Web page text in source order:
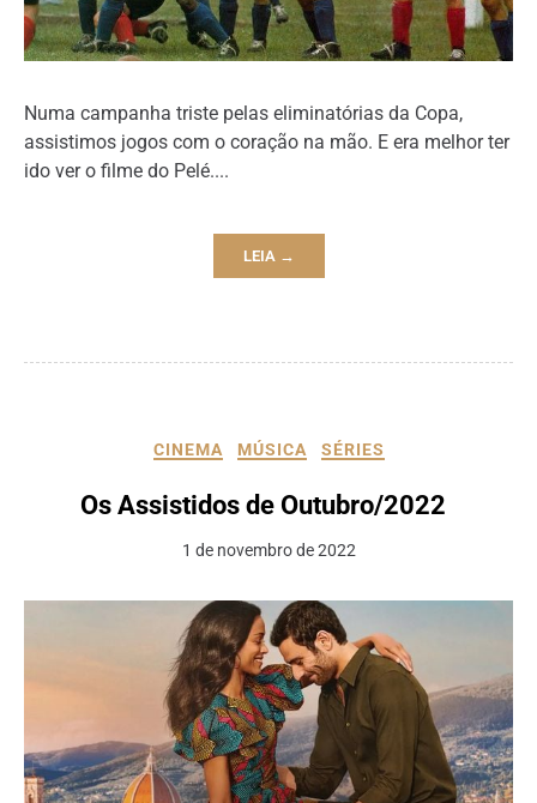
Numa campanha triste pelas eliminatórias da Copa,
assistimos jogos com o coração na mão. E era melhor ter
ido ver o filme do Pelé....
LEIA →
CINEMA MÚSICA SÉRIES
Os Assistidos de Outubro/2022
1 de novembro de 2022